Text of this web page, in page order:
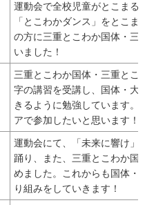
運動会で全校児童がとこまる
「とこわかダンス」をとこ
の方に三重とこわか国体・三
いました！
三重とこわか国体・三重とこ
字の講習を受講し、国体・大
きるように勉強しています。
アで参加したいと思います！
運動会にて、「未来に響け」
踊り、また、三重とこわか国
めました。これからも国体・
り組みをしていきます！